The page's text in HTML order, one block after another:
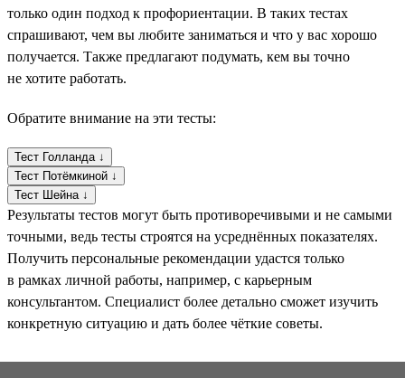
только один подход к профориентации. В таких тестах
спрашивают, чем вы любите заниматься и что у вас хорошо
получается. Также предлагают подумать, кем вы точно
не хотите работать.
Обратите внимание на эти тесты:
Тест Голланда ↓
Тест Потёмкиной ↓
Тест Шейна ↓
Результаты тестов могут быть противоречивыми и не самыми
точными, ведь тесты строятся на усреднённых показателях.
Получить персональные рекомендации удастся только
в рамках личной работы, например, с карьерным
консультантом. Специалист более детально сможет изучить
конкретную ситуацию и дать более чёткие советы.